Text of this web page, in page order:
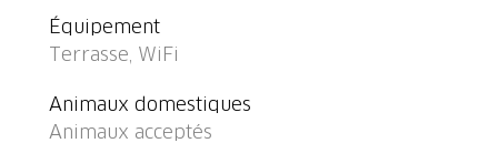
Monda" 80 m, gare ferroviaire "Bellinzona" 19 km.
Port plaisance 1.5 km, terrain de golf (18 trous) 19
km, golf miniature 2.2 km, chemins de randonnées
pédestres depuis la maison 10 m. Attractions à
proximité: Mercato Luino IT, Parco botanico del
Équipement
Terrasse, WiFi
Animaux domestiques
Animaux acceptés